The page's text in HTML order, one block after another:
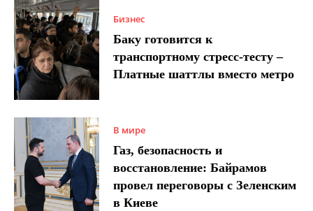
Бизнес
Баку готовится к
транспортному стресс-тесту –
Платные шаттлы вместо метро
В мире
Газ, безопасность и
восстановление: Байрамов
провел переговоры с Зеленским
в Киеве